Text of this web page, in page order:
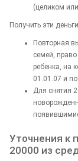
(целиком
Получить эти
Повторная
семей,
ребенка, на
01.01.07 и по
Для снятия
Уточнения к
20000 из